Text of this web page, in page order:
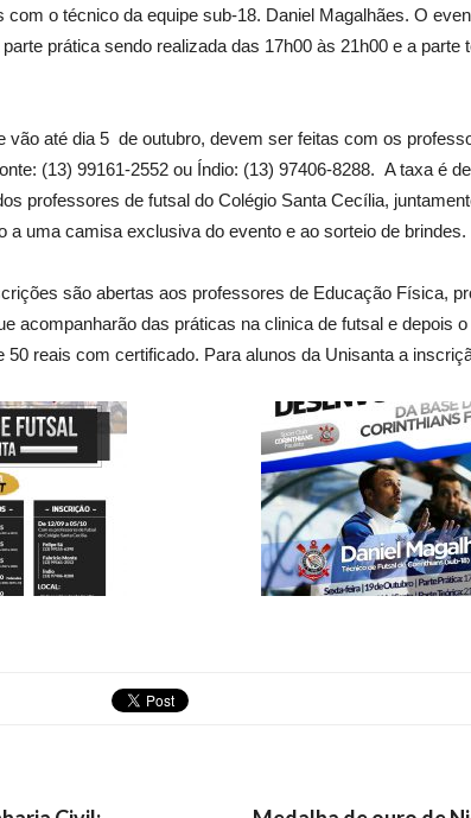
com o técnico da equipe sub-18. Daniel Magalhães. O
prática sendo realizada das 17h00 às 21h00 e a parte
vão até dia 5 de outubro, devem ser feitas com os
(13) 99161-2552 ou Índio: (13) 97406-8288. A taxa é
professores de futsal do Colégio Santa Cecília,
a uma camisa exclusiva do evento e ao sorteio de brindes.
são abertas aos professores de Educação Física,
acompanharão das práticas na clinica de futsal e depois
reais com certificado. Para alunos da Unisanta a